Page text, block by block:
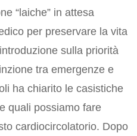
“laiche” in attesa
per preservare la vita
sulla priorità
tra emergenze e
ha chiarito le casistiche
quali possiamo fare
cardiocircolatorio. Dopo